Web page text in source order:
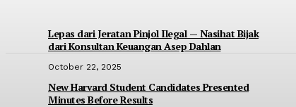
Lepas dari Jeratan Pinjol Ilegal — Nasihat Bijak
dari Konsultan Keuangan Asep Dahlan
October 22, 2025
New Harvard Student Candidates Presented
Minutes Before Results